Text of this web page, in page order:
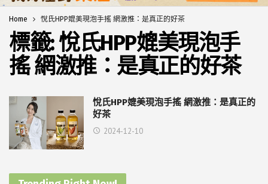
Home 悅氏HPP媲美現泡手搖 網激推：是真正的好茶
標籤:悅氏HPP媲美現泡手
搖 網激推：是真正的好茶
悅氏HPP媲美現泡手搖 網激推：是真正的
好茶
2024-12-10